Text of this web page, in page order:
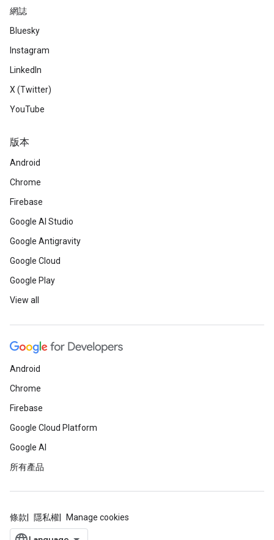
網誌
Bluesky
Instagram
LinkedIn
X (Twitter)
YouTube
版本
Android
Chrome
Firebase
Google AI Studio
Google Antigravity
Google Cloud
Google Play
View all
Android
Chrome
Firebase
Google Cloud Platform
Google AI
所有產品
條款 隱私權 Manage cookies